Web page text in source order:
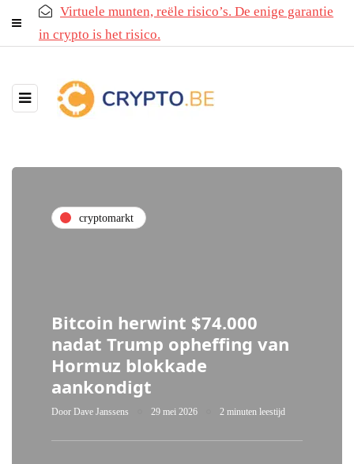
Virtuele munten, reële risico’s. De enige garantie
in crypto is het risico.
cryptomarkt
Bitcoin herwint $74.000
nadat Trump opheffing van
Hormuz blokkade
aankondigt
Door Dave Janssens 29 mei 2026 2 minuten leestijd